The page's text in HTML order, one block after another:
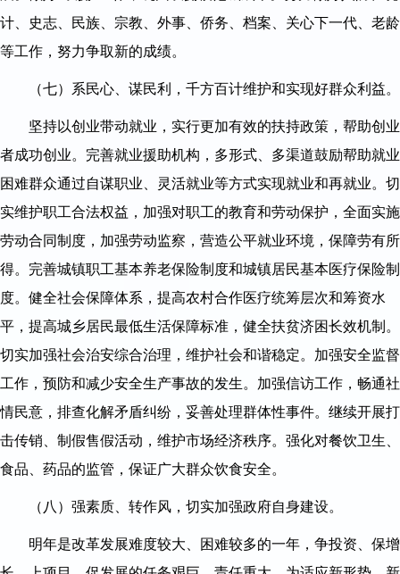
计、史志、民族、宗教、外事、侨务、档案、关心下一代、老龄
等工作，努力争取新的成绩。
（七）系民心、谋民利，千方百计维护和实现好群众利益。
坚持以创业带动就业，实行更加有效的扶持政策，帮助创业
者成功创业。完善就业援助机构，多形式、多渠道鼓励帮助就业
困难群众通过自谋职业、灵活就业等方式实现就业和再就业。切
实维护职工合法权益，加强对职工的教育和劳动保护，全面实施
劳动合同制度，加强劳动监察，营造公平就业环境，保障劳有所
得。完善城镇职工基本养老保险制度和城镇居民基本医疗保险制
度。健全社会保障体系，提高农村合作医疗统筹层次和筹资水
平，提高城乡居民最低生活保障标准，健全扶贫济困长效机制。
切实加强社会治安综合治理，维护社会和谐稳定。加强安全监督
工作，预防和减少安全生产事故的发生。加强信访工作，畅通社
情民意，排查化解矛盾纠纷，妥善处理群体性事件。继续开展打
击传销、制假售假活动，维护市场经济秩序。强化对餐饮卫生、
食品、药品的监管，保证广大群众饮食安全。
（八）强素质、转作风，切实加强政府自身建设。
明年是改革发展难度较大、困难较多的一年，争投资、保增